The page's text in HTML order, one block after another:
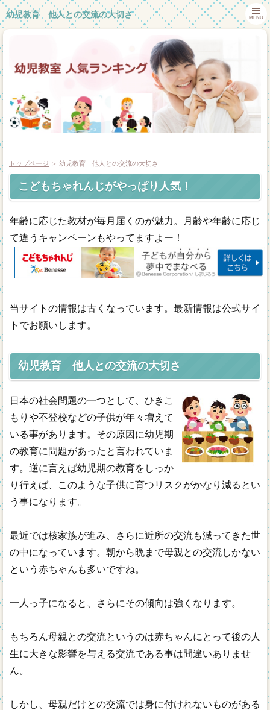
幼児教育 他人との交流の大切さ MENU
幼児教室体験談
幼児教室一覧
通信教材
トップページ ＞ 幼児教育 他人との交流の大切さ
こどもちゃれんじがやっぱり人気！
年齢に応じた教材が毎月届くのが魅力。月齢や年齢に応じ
て違うキャンペーンもやってますよー！
当サイトの情報は古くなっています。最新情報は公式サイ
トでお願いします。
幼児教育 他人との交流の大切さ
日本の社会問題の一つとして、ひきこ
もりや不登校などの子供が年々増えて
いる事があります。その原因に幼児期
の教育に問題があったと言われていま
す。逆に言えば幼児期の教育をしっか
り行えば、このような子供に育つリスクがかなり減るとい
う事になります。
最近では核家族が進み、さらに近所の交流も減ってきた世
の中になっています。朝から晩まで母親との交流しかない
という赤ちゃんも多いですね。
一人っ子になると、さらにその傾向は強くなります。
もちろん母親との交流というのは赤ちゃんにとって後の人
生に大きな影響を与える交流である事は間違いありませ
ん。
しかし、母親だけとの交流では身に付けれないものがある